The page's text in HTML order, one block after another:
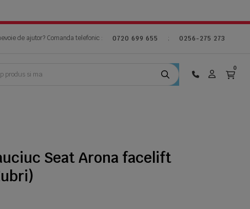
de ajutor? Comanda telefonic : 0720 699 655 ; 0256-275 273
0
Seat Arona facelift